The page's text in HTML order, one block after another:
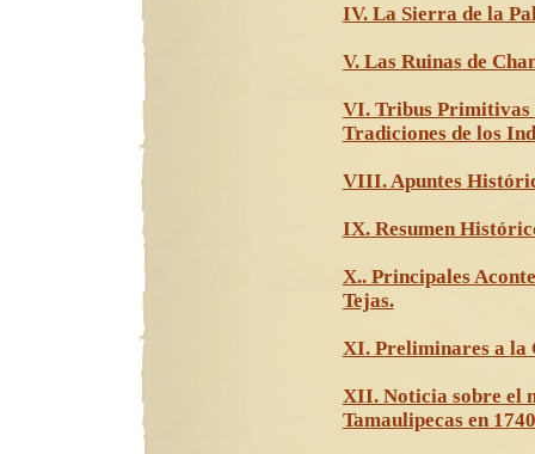
IV. La Sierra de la
V. Las Ruinas de
VI. Tribus Primitivas
Tradiciones de los
VIII. Apuntes
IX. Resumen
X.. Principales
Tejas.
XI. Preliminares a la
XII. Noticia sobre el
Tamaulipecas en